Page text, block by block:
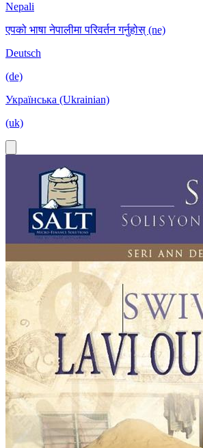
Nepali
एपको भाषा नेपालीमा परिवर्तन गर्नुहोस् (ne)
Deutsch
(de)
Українська (Ukrainian)
(uk)